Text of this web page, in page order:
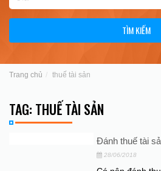
TÌM KIẾM
Trang chủ thuế tài sản
TAG: THUẾ TÀI SẢN
Đánh thuế tài
28/06/2018